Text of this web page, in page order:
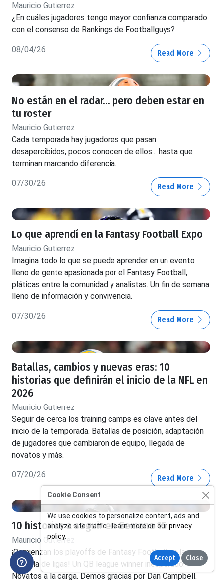
Mauricio Gutierrez
¿En cuáles jugadores tengo mayor confianza comparado
con el consenso de Rankings de Footballguys?
08/04/26 Read More
No están en el radar... pero deben estar en
tu roster
Mauricio Gutierrez
Cada temporada hay jugadores que pasan
desapercibidos, pocos conocen de ellos... hasta que
terminan marcando diferencia.
07/30/26 Read More
Lo que aprendí en la Fantasy Football Expo
Mauricio Gutierrez
Imagina todo lo que se puede aprender en un evento
lleno de gente apasionada por el Fantasy Football,
pláticas entre la comunidad y analistas. Un fin de semana
lleno de información y convivencia.
07/30/26 Read More
Batallas, cambios y nuevas eras: 10
historias que definirán el inicio de la NFL en
2026
Mauricio Gutierrez
Seguir de cerca los training camps es clave antes del
inicio de la temporada. Batallas de posición, adaptación
de jugadores que cambiaron de equipo, llegada de
novatos y más.
07/20/26 Read More
10 historias a seguir en Semana 15
Mauricio Gutierrez
¡Comienzan los playoffs de Fantasy Football en la
mayoría de ligas! Un QB league winner inesperado.
Novatos a la carga. Demos gracias por Dan Campbell.
Cookie Consent
We use cookies to personalize content, ads and
analyze site traffic - learn more on ourprivacy
policy.
Accept Close